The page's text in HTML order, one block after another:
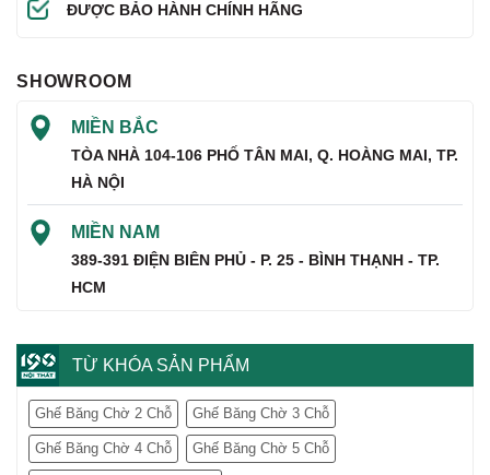
ĐƯỢC BẢO HÀNH CHÍNH HÃNG
SHOWROOM
MIỀN BẮC
TÒA NHÀ 104-106 PHỐ TÂN MAI, Q. HOÀNG MAI, TP.
HÀ NỘI
MIỀN NAM
389-391 ĐIỆN BIÊN PHỦ - P. 25 - BÌNH THẠNH - TP.
HCM
TỪ KHÓA SẢN PHẨM
Ghế Băng Chờ 2 Chỗ Ghế Băng Chờ 3 Chỗ
Ghế Băng Chờ 4 Chỗ Ghế Băng Chờ 5 Chỗ